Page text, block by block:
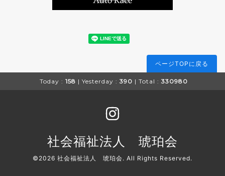
ページTOPに戻る
Today : 158 | Yesterday : 390 | Total : 330980
社会福祉法人 琥珀会
©2026 社会福祉法人 琥珀会. All Rights Reserved.